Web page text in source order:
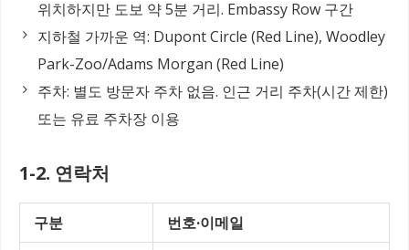
위치하지만 도보 약 5분 거리. Embassy Row 구간
지하철 가까운 역: Dupont Circle (Red Line), Woodley
Park-Zoo/Adams Morgan (Red Line)
주차: 별도 방문자 주차 없음. 인근 거리 주차(시간 제한)
또는 유료 주차장 이용
1-2. 연락처
구분
번호·이메일